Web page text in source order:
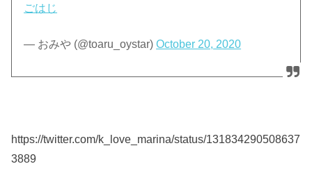
ごはじ
— おみや (@toaru_oystar)October 20, 2020
https://twitter.com/k_love_marina/status/131834290508637
3889